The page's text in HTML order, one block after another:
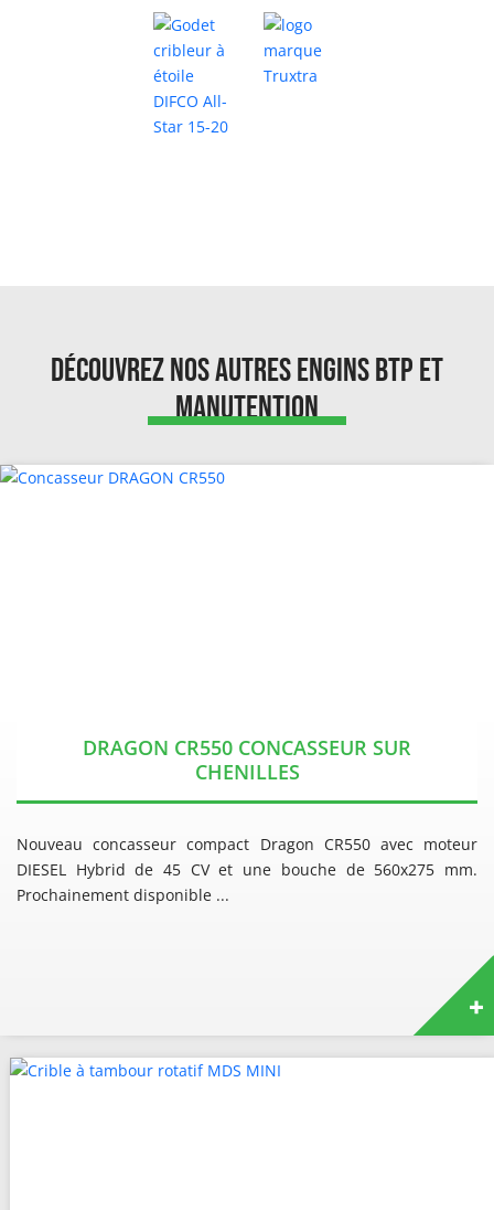
Découvrez nos autres engins BTP et
Manutention
DRAGON CR550 CONCASSEUR SUR
CHENILLES
Nouveau concasseur compact Dragon CR550 avec moteur
DIESEL Hybrid de 45 CV et une bouche de 560x275 mm.
Prochainement disponible ...